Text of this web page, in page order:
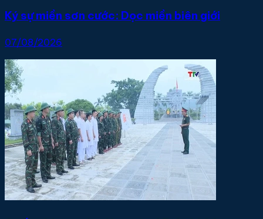
Ký sự miền sơn cước: Dọc miền biên giới
07/08/2026